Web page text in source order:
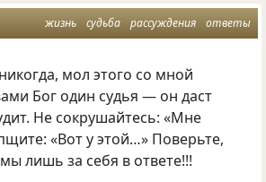
жизнь судьба рассуждения ответы
мол этого со мной
Бог один судья — он даст
Не сокрушайтесь: «Мне
«Вот у этой…» Поверьте,
лишь за себя в ответе!!!